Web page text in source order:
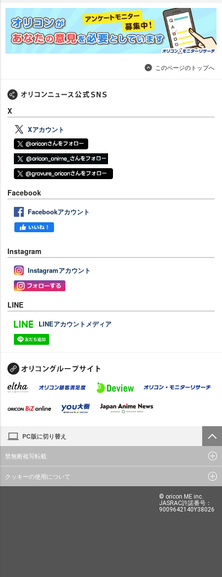
このページのトップへ
X
Xアカウント
Facebook
Facebookアカウント
Instagram
Instagramアカウント
LINE
LINEアカウントメディア
PC版に切り替え
禁無断複写転載
クッキーの使用について
© oricon ME inc.
JASRAC許諾番号：
9009642140Y38026